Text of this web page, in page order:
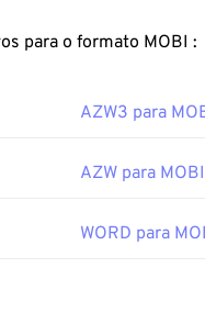
FreeConvert.com pode converter seus outros arquivos para o formato MOBI :
AZW3 para
AZW para MOBI
WORD para